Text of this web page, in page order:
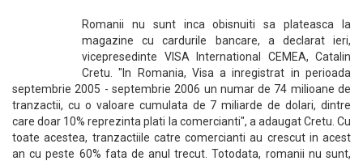
Romanii nu sunt inca obisnuiti sa plateasca la
magazine cu cardurile bancare, a declarat ieri,
vicepresedinte VISA International CEMEA, Catalin
Cretu. "In Romania, Visa a inregistrat in perioada
septembrie 2005 - septembrie 2006 un numar de 74 milioane de
tranzactii, cu o valoare cumulata de 7 miliarde de dolari, dintre
care doar 10% reprezinta plati la comercianti", a adaugat Cretu. Cu
toate acestea, tranzactiile catre comercianti au crescut in acest
an cu peste 60% fata de anul trecut. Totodata, romanii nu sunt,